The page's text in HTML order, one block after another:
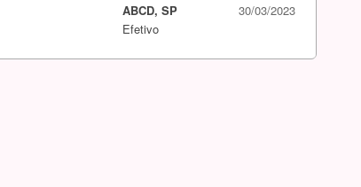
ABCD, SP
Efetivo
30/03/2023